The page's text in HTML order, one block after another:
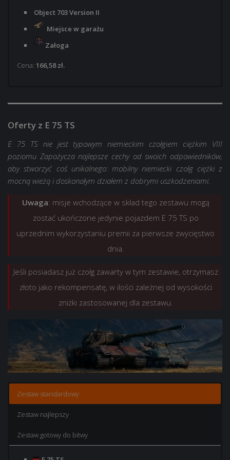
Object 703 Version II
Miejsce w garażu
Załoga
Cena: 166,58 zł.
Załoga
Styl 3D Oryks dla Object 703 Version II
5 000
2 000 000
Rezerw osobistych: +300% więcej wolnych PD i
PD dla załogi przez 1 godz.
20x Rezerw osobistych: +100% doświadczenia
20×+50% do kredytów zdobywanych w bitwie na 1
godz.
348,47 zł.
Załoga z PD na 3 atuty lub umiejętności
Styl 3D Oryks dla Object 703 Version II
10 000
6 000 000
Rezerw osobistych: +300% więcej wolnych PD
i PD dla załogi przez 1 godz.
25x Rezerw osobistych: +100% doświadczenia
25×+50% do kredytów zdobywanych w bitwie na 1
godz.
594,09 zł.
Oferty z E 75 TS
E 75 TS nie jest typowym niemieckim czołgiem ciężkim VIII
poziomu Zapożycza najlepsze cechy od swoich odpowiedników,
aby stworzyć coś unikalnego: mobilny niemiecki czołg ciężki z
mocną wieżą i doskonałym działem z dobrymi uszkodzeniami.
Uwaga: misje wchodzące w skład tego zestawu mogą
zostać ukończone jedynie pojazdem E 75 TS po
uprzednim wykorzystaniu premii za pierwsze zwycięstwo
dnia.
Jeśli posiadasz już czołg zawarty w tym zestawie, otrzymasz
złoto jako rekompensatę, w ilości zależnej od wysokości
zniżki zastosowanej dla zestawu.
Zestaw standardowy
Zestaw najlepszy
Zestaw gotowy do bitwy